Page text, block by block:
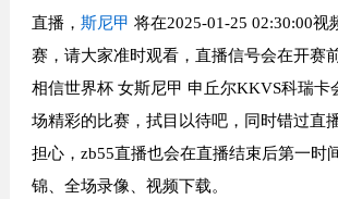
直播， 斯尼甲 将在2025-01-25 02:30:00视
赛，请大家准时观看，直播信号会在开赛
相信世界杯 女斯尼甲 申丘尔KKVS科瑞卡
场精彩的比赛，拭目以待吧，同时错过直
担心，zb55直播也会在直播结束后第一时
锦、全场录像、视频下载。